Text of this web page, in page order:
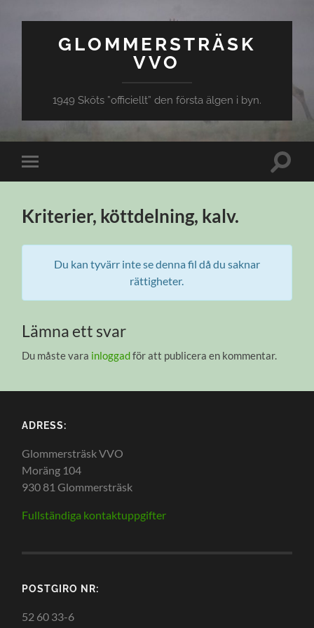
GLOMMERSTRÄSK
VVO
1949 Sköts ”officiellt” den första älgen i byn.
Slå
på/av
Slå
Kriterier, köttdelning, kalv.
Du kan tyvärr inte se denna fil då du saknar
rättigheter.
Lämna ett svar
Du måste vara inloggadför att publicera en kommentar.
ADRESS:
Glommersträsk VVO
Moräng 104
930 81 Glommersträsk
Fullständiga kontaktuppgifter
POSTGIRO NR:
52 60 33-6